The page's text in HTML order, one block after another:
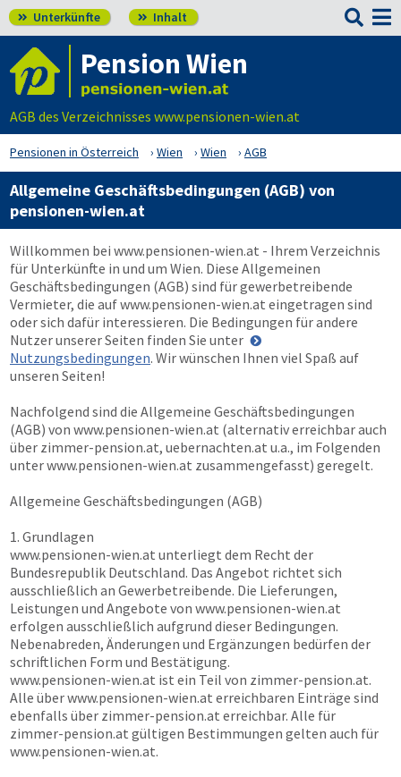
 Unterkünfte  Inhalt 
Pension Wien
AGB des Verzeichnisses www.pensionen-wien.at
Pensionen in Österreich Wien Wien AGB
Allgemeine Geschäftsbedingungen (AGB) von
pensionen-wien.at
Willkommen bei www.pensionen-wien.at - Ihrem Verzeichnis
für Unterkünfte in und um Wien. Diese Allgemeinen
Geschäftsbedingungen (AGB) sind für gewerbetreibende
Vermieter, die aufwww.pensionen-wien.at eingetragen sind
oder sich dafür interessieren. Die Bedingungen für andere
Nutzer unserer Seiten finden Sie unter
Nutzungsbedingungen. Wir wünschen Ihnen viel Spaß auf
unseren Seiten!
Nachfolgend sind die Allgemeine Geschäftsbedingungen
(AGB) von www.pensionen-wien.at (alternativ erreichbar auch
über zimmer-pension.at, uebernachten.at u.a., im Folgenden
unterwww.pensionen-wien.at zusammengefasst) geregelt.
Allgemeine Geschäftsbedingungen (AGB)
1. Grundlagen
www.pensionen-wien.at unterliegt dem Recht der
Bundesrepublik Deutschland. Das Angebot richtet sich
ausschließlich an Gewerbetreibende. Die Lieferungen,
Leistungen und Angebote von www.pensionen-wien.at
erfolgen ausschließlich aufgrund dieser Bedingungen.
Nebenabreden, Änderungen und Ergänzungen bedürfen der
schriftlichen Form und Bestätigung.
www.pensionen-wien.at ist ein Teil von zimmer-pension.at.
Alle überwww.pensionen-wien.at erreichbaren Einträge sind
ebenfalls über zimmer-pension.at erreichbar. Alle für
zimmer-pension.at gültigen Bestimmungen gelten auch für
www.pensionen-wien.at.